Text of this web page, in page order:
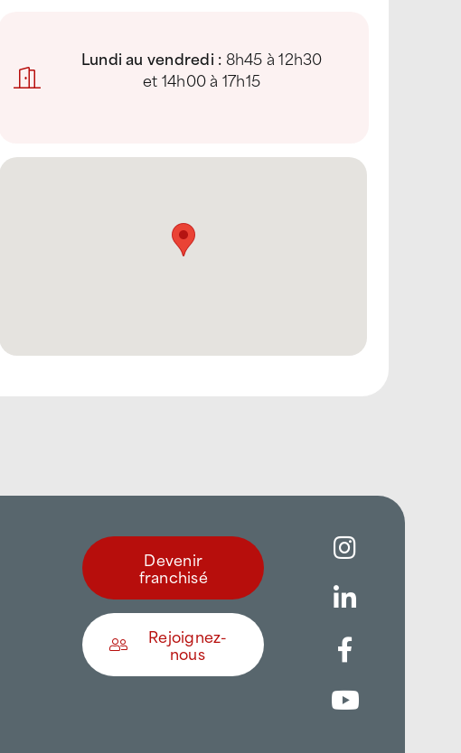
Lundi au vendredi : 8h45 à 12h30
et 14h00 à 17h15
Devenir
franchisé
Rejoignez-
nous